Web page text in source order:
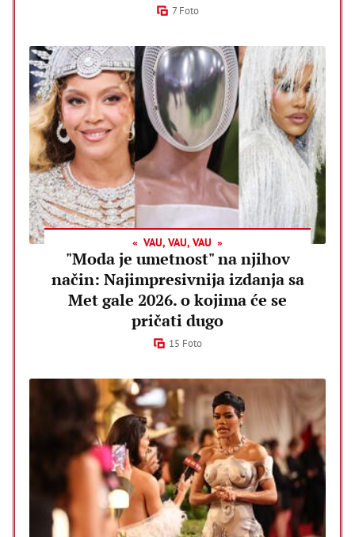
7 Foto
VAU, VAU, VAU
"Moda je umetnost" na njihov
način: Najimpresivnija izdanja sa
Met gale 2026. o kojima će se
pričati dugo
15 Foto